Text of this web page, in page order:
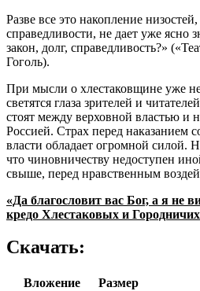
Разве все это накопление
справедливости, не дает уже ясно
закон, долг, справедливость?»
Гоголь).
При мысли о хлестаковщине уже
светятся глаза зрителей и
стоят между верховной властью и
Россией. Страх перед наказанием
власти обладает огромной силой.
что чиновничеству недоступен
свыше, перед нравственным
«Да благословит вас Бог, а я не
кредо Хлестаковых и Городничих
Скачать:
Вложение
Размер